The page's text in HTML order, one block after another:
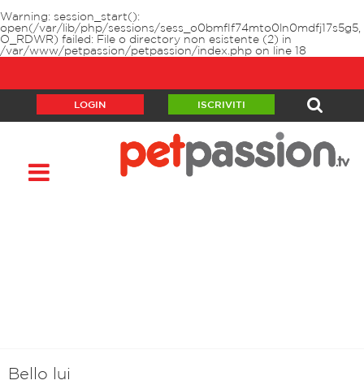
Warning: session_start():
open(/var/lib/php/sessions/sess_o0bmflf74mto0ln0mdfj17s5g5,
O_RDWR) failed: File o directory non esistente (2) in
/var/www/petpassion/petpassion/index.php on line 18
LOGIN ISCRIVITI
Bello lui